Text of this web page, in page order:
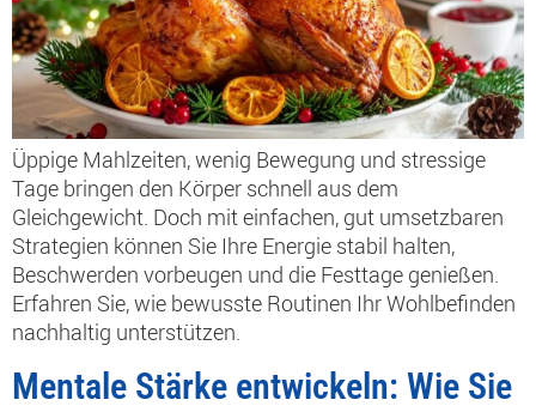
Üppige Mahlzeiten, wenig Bewegung und stressige
Tage bringen den Körper schnell aus dem
Gleichgewicht. Doch mit einfachen, gut umsetzbaren
Strategien können Sie Ihre Energie stabil halten,
Beschwerden vorbeugen und die Festtage genießen.
Erfahren Sie, wie bewusste Routinen Ihr Wohlbefinden
nachhaltig unterstützen.
Mentale Stärke entwickeln: Wie Sie